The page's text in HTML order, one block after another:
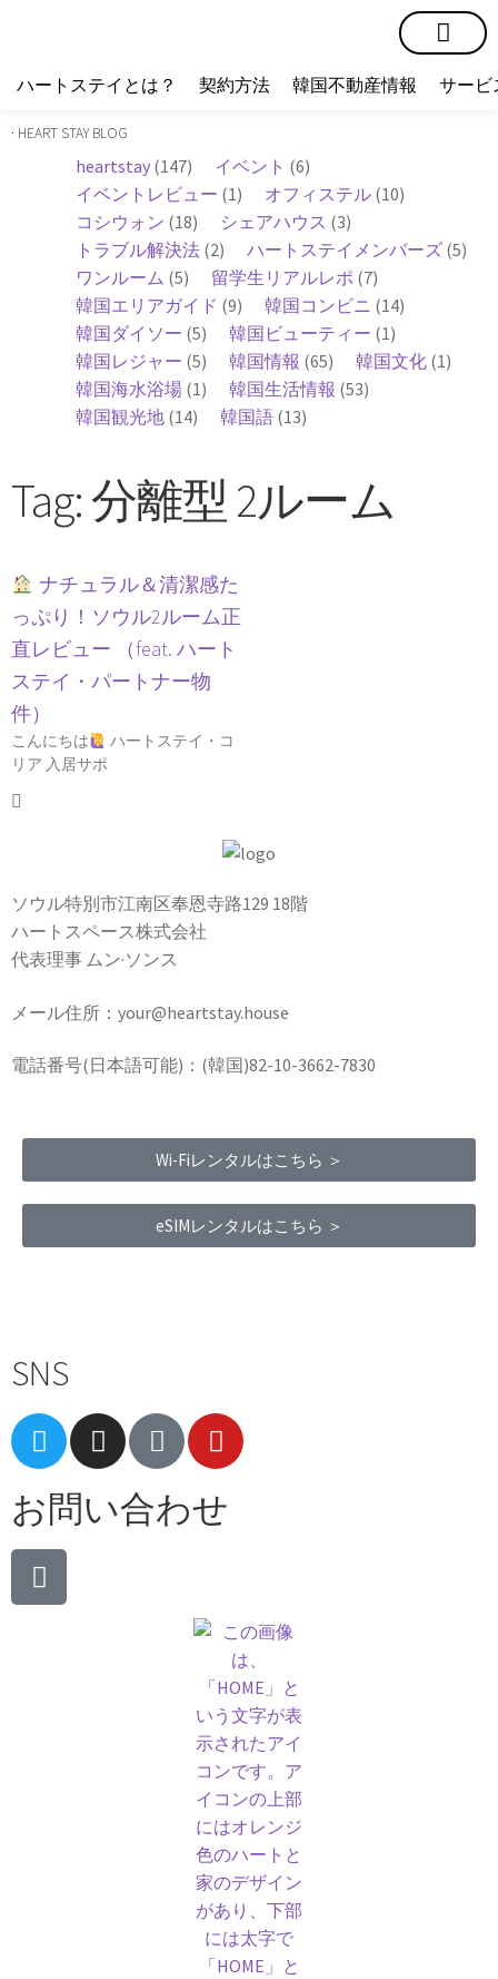
ハートステイとは？ 契約方法 韓国不動産情報 サービ
· HEART STAY BLOG
heartstay (147) イベント (6)
イベントレビュー (1) オフィステル (10)
コシウォン (18) シェアハウス (3)
トラブル解決法 (2) ハートステイメンバーズ (5)
ワンルーム (5) 留学生リアルレポ (7)
韓国エリアガイド (9) 韓国コンビニ (14)
韓国ダイソー (5) 韓国ビューティー (1)
韓国レジャー (5) 韓国情報 (65) 韓国文化 (1)
韓国海水浴場 (1) 韓国生活情報 (53)
韓国観光地 (14) 韓国語 (13)
Tag: 分離型 2ルーム
ナチュラル＆清潔感た
っぷり！ソウル2ルーム正
直レビュー （feat. ハート
ステイ・パートナー物
件）
こんにちは
ハートステイ・コ
リア 入居サポ
ソウル特別市江南区奉恩寺路129 18階
ハートスペース株式会社
代表理事 ムン·ソンス
メール住所：your@heartstay.house
電話番号(日本語可能)：(韓国)82-10-3662-7830
Wi-Fiレンタルはこちら ＞
eSIMレンタルはこちら ＞
SNS
お問い合わせ